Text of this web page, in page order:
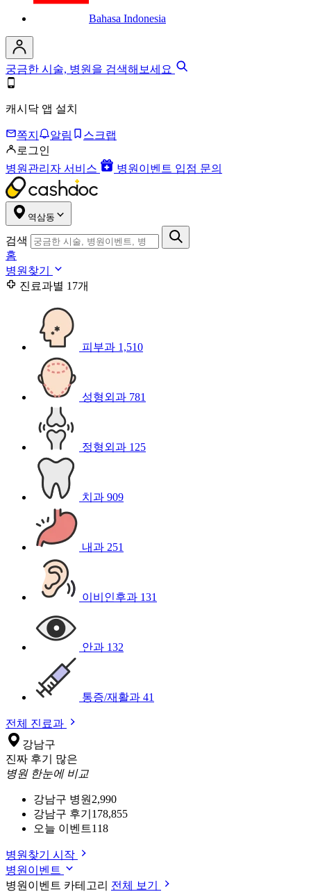
Bahasa Indonesia
궁금한 시술, 병원을 검색해보세요
캐시닥 앱 설치
쪽지 알림
스크랩
로그인
병원관리자 서비스
병원이벤트 입점 문의
역삼동
검색
홈
병원찾기
진료과별 17개
피부과 1,510
성형외과 781
정형외과 125
치과 909
내과 251
이비인후과 131
안과 132
통증/재활과 41
전체 진료과
강남구
진짜 후기 많은
병원 한눈에 비교
강남구 병원 2,990
강남구 후기 178,855
오늘 이벤트118
병원찾기 시작
병원이벤트
병원이벤트 카테고리 전체 보기